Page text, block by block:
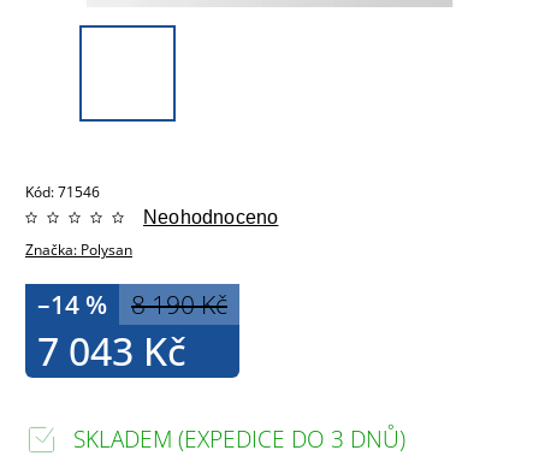
Kód:71546
Značka: Polysan
Neohodnoceno
8 190 Kč
–14 %
7 043 Kč
SKLADEM (EXPEDICE DO 3 DNŮ)